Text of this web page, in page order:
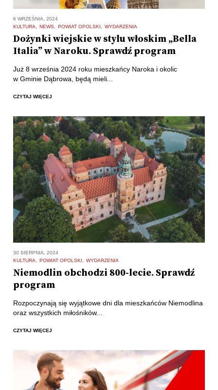
6 WRZEŚNIA, 2024
KULTURA
NEWS POWIAT OPOLSKI WYDARZENIA
Dożynki wiejskie w stylu włoskim „Bella
Italia” w Naroku. Sprawdź program
Już 8 września 2024 roku mieszkańcy Naroka i okolic
w Gminie Dąbrowa, będą mieli...
CZYTAJ WIĘCEJ
30 SIERPNIA, 2024
KULTURA
POWIAT OPOLSKI WYDARZENIA
Niemodlin obchodzi 800-lecie. Sprawdź
program
Rozpoczynają się wyjątkowe dni dla mieszkańców Niemodlina
oraz wszystkich miłośników...
CZYTAJ WIĘCEJ